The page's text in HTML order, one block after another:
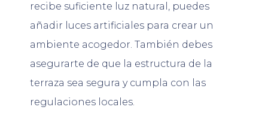
recibe suficiente luz natural, puedes
añadir luces artificiales para crear un
ambiente acogedor. También debes
asegurarte de que la estructura de la
terraza sea segura y cumpla con las
regulaciones locales.